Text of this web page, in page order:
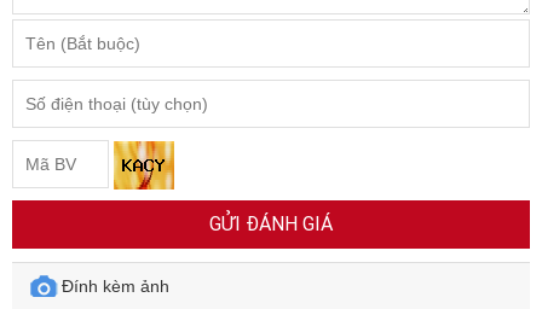
GỬI ĐÁNH GIÁ
Đính kèm ảnh